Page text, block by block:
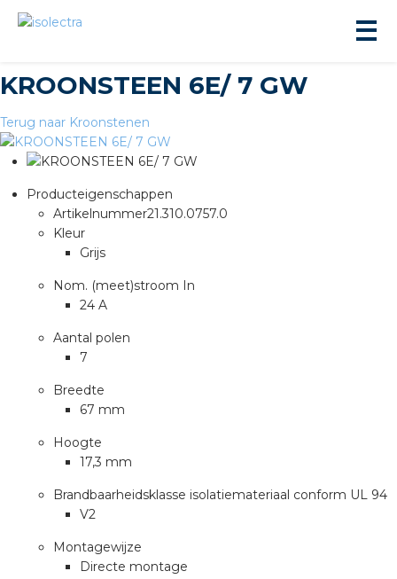
KROONSTEEN 6E/ 7 GW
Terug naar Kroonstenen
Producteigenschappen
Artikelnummer21.310.0757.0
Kleur
Grijs
Nom. (meet)stroom In
24 A
Aantal polen
7
Breedte
67 mm
Hoogte
17,3 mm
Brandbaarheidsklasse isolatiemateriaal conform UL 94
V2
Montagewijze
Directe montage
installeren
installeren